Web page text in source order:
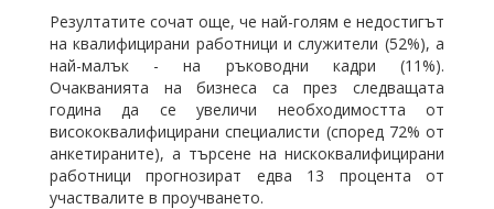
Резултатите сочат още, че най-голям е недостигът
на квалифицирани работници и служители (52%), а
най-малък - на ръководни кадри (11%).
Очакванията на бизнеса са през следващата
година да се увеличи необходимостта от
висококвалифицирани специалисти (според 72% от
анкетираните), а търсене на нискоквалифицирани
работници прогнозират едва 13 процента от
участвалите в проучването.